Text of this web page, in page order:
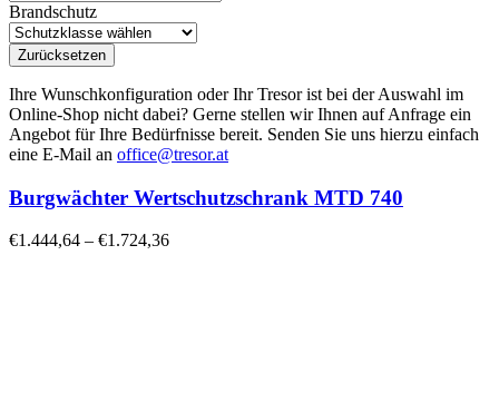
Brandschutz
Zurücksetzen
Ihre Wunschkonfiguration oder Ihr Tresor ist bei der Auswahl im
Online-Shop nicht dabei? Gerne stellen wir Ihnen auf Anfrage ein
Angebot für Ihre Bedürfnisse bereit. Senden Sie uns hierzu einfach
eine E-Mail an office@tresor.at
Burgwächter Wertschutzschrank MTD 740
€1.444,64 – €1.724,36